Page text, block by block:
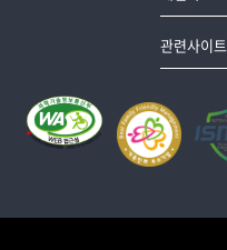
관련사이트